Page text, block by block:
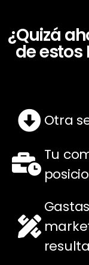
¿Quizá
de estos
Otra
Tu